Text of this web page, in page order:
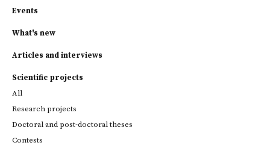
Events
What's new
Articles and interviews
Scientific projects
All
Research projects
Doctoral and post-doctoral theses
Contests